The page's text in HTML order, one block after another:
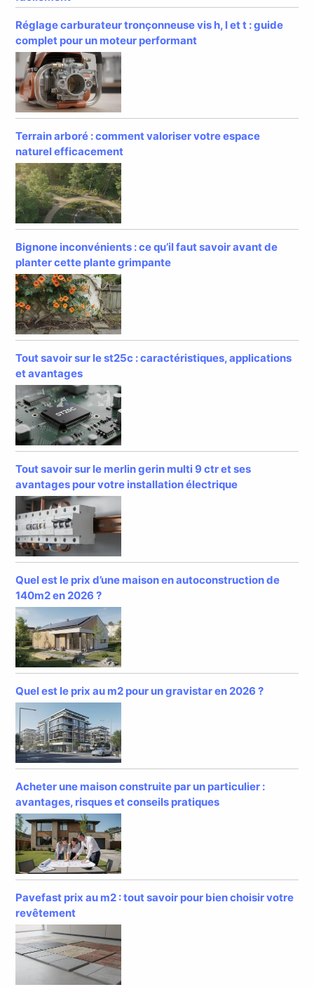
Réglage carburateur tronçonneuse vis h, l et t : guide
complet pour un moteur performant
Terrain arboré : comment valoriser votre espace
naturel efficacement
Bignone inconvénients : ce qu’il faut savoir avant de
planter cette plante grimpante
Tout savoir sur le st25c : caractéristiques, applications
et avantages
Tout savoir sur le merlin gerin multi 9 ctr et ses
avantages pour votre installation électrique
Quel est le prix d’une maison en autoconstruction de
140m2 en 2026 ?
Quel est le prix au m2 pour un gravistar en 2026 ?
Acheter une maison construite par un particulier :
avantages, risques et conseils pratiques
Pavefast prix au m2 : tout savoir pour bien choisir votre
revêtement